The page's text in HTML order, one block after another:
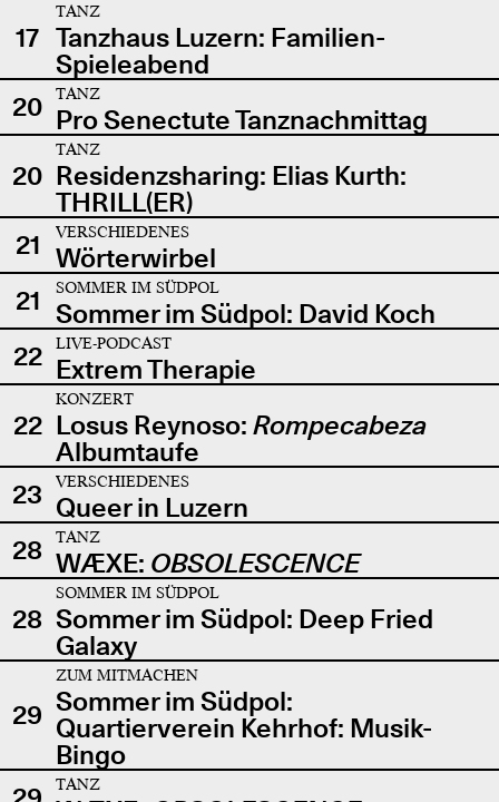
17
TANZ
Tanzhaus Luzern: Familien-
Spieleabend
20
TANZ
Pro Senectute Tanznachmittag
20
TANZ
Residenzsharing: Elias Kurth:
THRILL(ER)
21
VERSCHIEDENES
Wörterwirbel
21
SOMMER IM SÜDPOL
Sommer im Südpol: David Koch
22
LIVE-PODCAST
Extrem Therapie
22
KONZERT
Losus Reynoso: Rompecabeza
Albumtaufe
23
VERSCHIEDENES
Queer in Luzern
28
TANZ
WÆXE: OBSOLESCENCE
28
SOMMER IM SÜDPOL
Sommer im Südpol: Deep Fried
Galaxy
29
ZUM MITMACHEN
Sommer im Südpol:
Quartierverein Kehrhof: Musik-
Bingo
TANZ